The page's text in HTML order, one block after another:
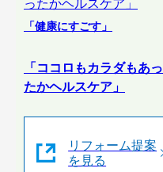
「健康にすごす」
「ココロもカラダもあっ
たかヘルスケア」
リフォーム提案
を見る